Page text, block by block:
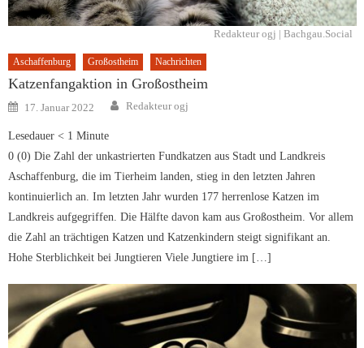
Redakteur ogj | Bachgau.Social
Aschaffenburg Großostheim Nachrichten
Katzenfangaktion in Großostheim
Posted
on
17. Januar 2022 Author
Redakteur ogj
Lesedauer < 1 Minute
0 (0) Die Zahl der unkastrierten Fundkatzen aus Stadt und Landkreis
Aschaffenburg, die im Tierheim landen, stieg in den letzten Jahren
kontinuierlich an. Im letzten Jahr wurden 177 herrenlose Katzen im
Landkreis aufgegriffen. Die Hälfte davon kam aus Großostheim. Vor allem
die Zahl an trächtigen Katzen und Katzenkindern steigt signifikant an.
Hohe Sterblichkeit bei Jungtieren Viele Jungtiere im […]